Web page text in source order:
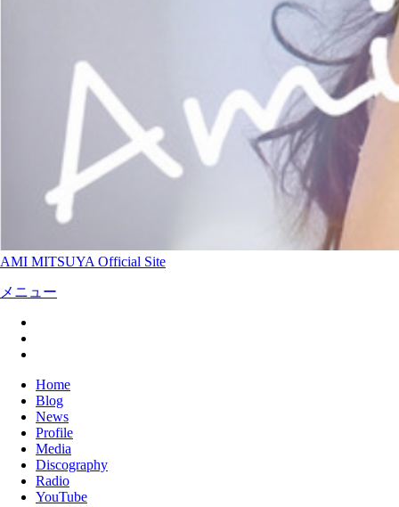
AMI MITSUYA Official Site
メニュー
Home
Blog
News
Profile
Media
Discography
Radio
YouTube